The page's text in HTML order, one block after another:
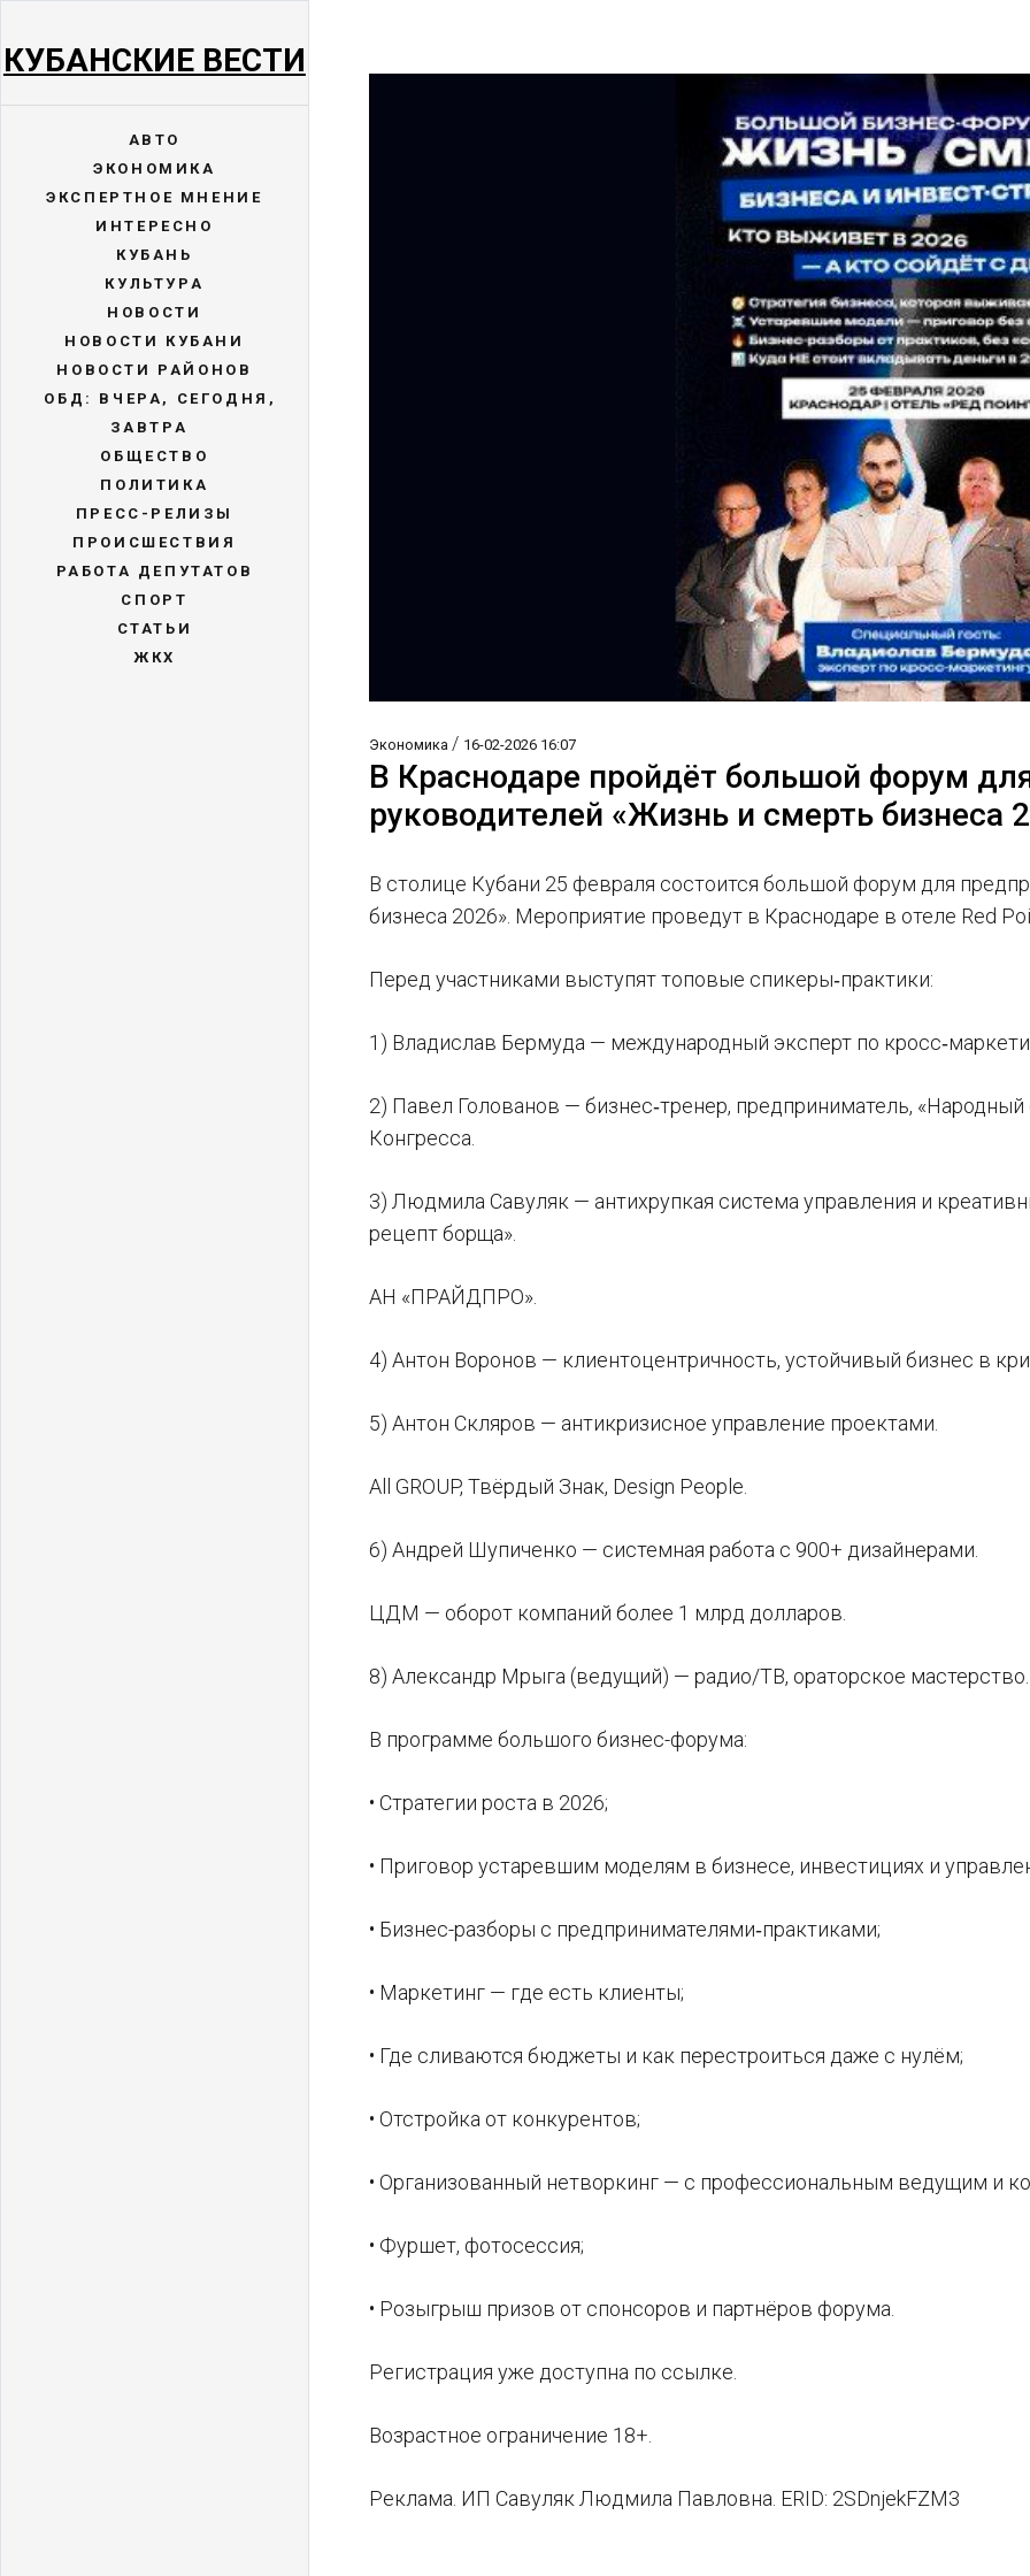
КУБАНСКИЕ ВЕСТИ
АВТО
ЭКОНОМИКА
ЭКСПЕРТНОЕ МНЕНИЕ
ИНТЕРЕСНО
КУБАНЬ
КУЛЬТУРА
НОВОСТИ
НОВОСТИ КУБАНИ
НОВОСТИ РАЙОНОВ
ОБД: ВЧЕРА, СЕГОДНЯ,
ЗАВТРА
ОБЩЕСТВО
ПОЛИТИКА
ПРЕСС-РЕЛИЗЫ
ПРОИСШЕСТВИЯ
РАБОТА ДЕПУТАТОВ
СПОРТ
СТАТЬИ
ЖКХ
Экономика / 16-02-2026 16:07
В Краснодаре пройдёт большой форум
руководителей «Жизнь и смерть бизнеса
В столице Кубани 25 февраля состоится большой форум для
бизнеса 2026». Мероприятие проведут в Краснодаре в отеле Red
Перед участниками выступят топовые спикеры‑практики:
1) Владислав Бермуда — международный эксперт по
2) Павел Голованов — бизнес‑тренер, предприниматель,
Конгресса.
3) Людмила Савуляк — антихрупкая система управления и
рецепт борща».
АН «ПРАЙДПРО».
4) Антон Воронов — клиентоцентричность, устойчивый бизнес в
5) Антон Скляров — антикризисное управление проектами.
All GROUP, Твёрдый Знак, Design People.
6) Андрей Шупиченко — системная работа с 900+ дизайнерами.
ЦДМ — оборот компаний более 1 млрд долларов.
8) Александр Мрыга (ведущий) — радио/ТВ, ораторское мастерство.
В программе большого бизнес-форума:
• Стратегии роста в 2026;
• Приговор устаревшим моделям в бизнесе, инвестициях и
• Бизнес-разборы с предпринимателями‑практиками;
• Маркетинг — где есть клиенты;
• Где сливаются бюджеты и как перестроиться даже с нулём;
• Отстройка от конкурентов;
• Организованный нетворкинг — с профессиональным ведущим и
• Фуршет, фотосессия;
• Розыгрыш призов от спонсоров и партнёров форума.
Регистрация уже доступна по ссылке.
Возрастное ограничение 18+.
Реклама. ИП Савуляк Людмила Павловна. ERID: 2SDnjekFZM3